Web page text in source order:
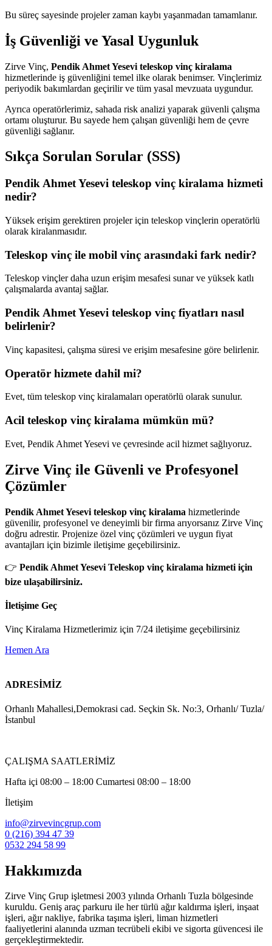
Bu süreç sayesinde projeler zaman kaybı yaşanmadan tamamlanır.
İş Güvenliği ve Yasal Uygunluk
Zirve Vinç, Pendik Ahmet Yesevi teleskop vinç kiralama
hizmetlerinde iş güvenliğini temel ilke olarak benimser. Vinçlerimiz
periyodik bakımlardan geçirilir ve tüm yasal mevzuata uygundur.
Ayrıca operatörlerimiz, sahada risk analizi yaparak güvenli çalışma
ortamı oluşturur. Bu sayede hem çalışan güvenliği hem de çevre
güvenliği sağlanır.
Sıkça Sorulan Sorular (SSS)
Pendik Ahmet Yesevi teleskop vinç kiralama hizmeti
nedir?
Yüksek erişim gerektiren projeler için teleskop vinçlerin operatörlü
olarak kiralanmasıdır.
Teleskop vinç ile mobil vinç arasındaki fark nedir?
Teleskop vinçler daha uzun erişim mesafesi sunar ve yüksek katlı
çalışmalarda avantaj sağlar.
Pendik Ahmet Yesevi teleskop vinç fiyatları nasıl
belirlenir?
Vinç kapasitesi, çalışma süresi ve erişim mesafesine göre belirlenir.
Operatör hizmete dahil mi?
Evet, tüm teleskop vinç kiralamaları operatörlü olarak sunulur.
Acil teleskop vinç kiralama mümkün mü?
Evet, Pendik Ahmet Yesevi ve çevresinde acil hizmet sağlıyoruz.
Zirve Vinç ile Güvenli ve Profesyonel
Çözümler
Pendik Ahmet Yesevi teleskop vinç kiralama hizmetlerinde
güvenilir, profesyonel ve deneyimli bir firma arıyorsanız Zirve Vinç
doğru adrestir. Projenize özel vinç çözümleri ve uygun fiyat
avantajları için bizimle iletişime geçebilirsiniz.
👉 Pendik Ahmet Yesevi Teleskop vinç kiralama hizmeti için
bize ulaşabilirsiniz.
İletişime Geç
Vinç Kiralama Hizmetlerimiz için 7/24 iletişime geçebilirsiniz
Hemen Ara
ADRESİMİZ
Orhanlı Mahallesi,Demokrasi cad. Seçkin Sk. No:3, Orhanlı/ Tuzla/
İstanbul
ÇALIŞMA SAATLERİMİZ
Hafta içi 08:00 – 18:00 Cumartesi 08:00 – 18:00
İletişim
info@zirvevincgrup.com
0 (216) 394 47 39
0532 294 58 99
Hakkımızda
Zirve Vinç Grup işletmesi 2003 yılında Orhanlı Tuzla bölgesinde
kuruldu. Geniş araç parkuru ile her türlü ağır kaldırma işleri, inşaat
işleri, ağır nakliye, fabrika taşıma işleri, liman hizmetleri
faaliyetlerini alanında uzman tecrübeli ekibi ve sigorta güvencesi ile
gerçekleştirmektedir.